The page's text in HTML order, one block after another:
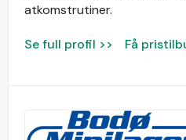
atkomstrutiner.
Se full profil >> Få